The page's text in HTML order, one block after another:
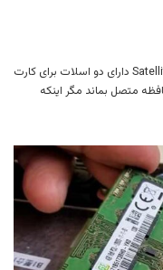
مادربرد لپتاپ های توشیبا مدل Satellite E45t Ultrabook دارای دو اسلات برای کارت
متصل بماند مگر اینکه